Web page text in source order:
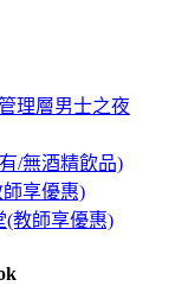
理層男士之夜
/無酒精飲品)
享優惠)
(教師享優惠)